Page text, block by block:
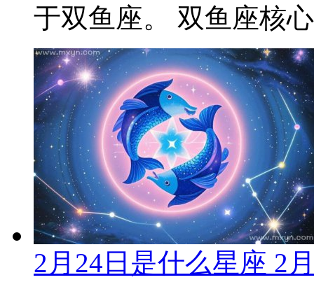
于双鱼座。 双鱼座核
2月24日是什么星座 2